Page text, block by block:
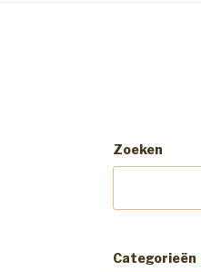
Zoeken
Categorieën